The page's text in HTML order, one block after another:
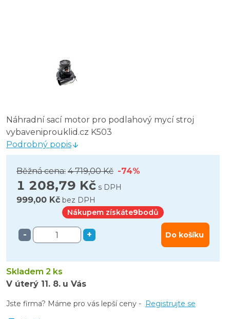
Náhradní sací motor pro podlahový mycí stroj
vybaveniprouklid.cz K503
Podrobný popis
Běžná cena: 4 719,00 Kč -74%
1 208,79 Kč s DPH
999,00 Kč bez DPH
Nákupem získáte9bodů
- + Do košíku
Skladem 2 ks
V úterý 11. 8. u Vás
Jste firma? Máme pro vás lepší ceny - Registrujte se